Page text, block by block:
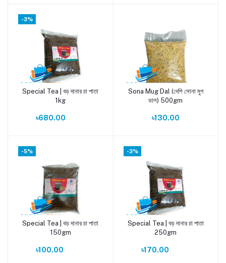
-3%
Add to cart
Special Tea | বড় দানার চা পাতা
1kg
৳680.00
Add to cart
Sona Mug Dal (দেশি সোনা মুগ
ডাল) 500gm
৳130.00
-5%
Add to cart
Special Tea | বড় দানার চা পাতা
150gm
৳100.00
-3%
Add to cart
Special Tea | বড় দানার চা পাতা
250gm
৳170.00